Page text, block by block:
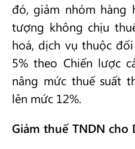
đó, giảm nhóm hàng
tượng không chịu
hoá, dịch vụ thuộc
5% theo Chiến lược
nâng mức thuế suất
lên mức 12%.
Giảm thuế TNDN cho